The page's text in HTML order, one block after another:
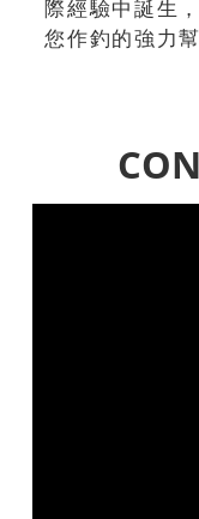
際經驗中誕生
您作釣的強力幫